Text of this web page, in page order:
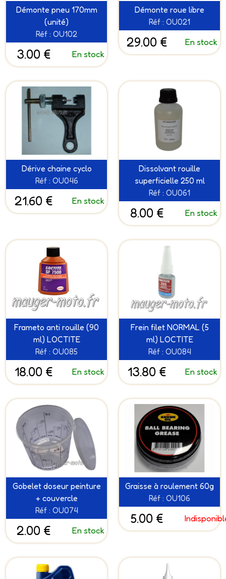
Démonte pneu 170mm
(unité)
Réf : OU102
3.00 € En stock
Démonte roue libre
Réf : OU021
29.00 € En stock
Dérive chaine cyclo
Réf : OU046
21.60 € En stock
Dissolvant rouille
superficielle 250 ml
Réf : OU061
8.00 € En stock
Frameto anti rouille (90
ml) LOCTITE
Réf : OU085
18.00 € En stock
Frein filet NORMAL (5
ml) LOCTITE
Réf : OU084
13.80 € En stock
Gobelet doseur peinture
+ couvercle
Réf : OU074
2.00 € En stock
Graisse à roulement 60g
Réf : OU106
5.00 €